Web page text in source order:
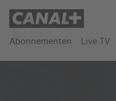
Abonnementen Live TV